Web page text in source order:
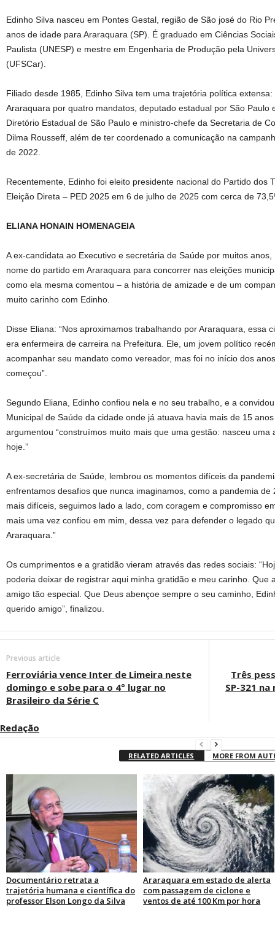
Edinho Silva nasceu em Pontes Gestal, região de São josé do Rio
anos de idade para Araraquara (SP). É graduado em Ciências
Paulista (UNESP) e mestre em Engenharia de Produção pela
(UFSCar).
Filiado desde 1985, Edinho Silva tem uma trajetória política
Araraquara por quatro mandatos, deputado estadual por São Paulo
Diretório Estadual de São Paulo e ministro-chefe da Secretaria de
Dilma Rousseff, além de ter coordenado a comunicação na
de 2022.
Recentemente, Edinho foi eleito presidente nacional do Partido dos
Eleição Direta – PED 2025 em 6 de julho de 2025 com cerca de
ELIANA HONAIN HOMENAGEIA
A ex-candidata ao Executivo e secretária de Saúde por muitos
nome do partido em Araraquara para concorrer nas eleições
como ela mesma comentou – a história de amizade e de um
muito carinho com Edinho.
Disse Eliana: “Nos aproximamos trabalhando por Araraquara, essa
era enfermeira de carreira na Prefeitura. Ele, um jovem político
acompanhar seu mandato como vereador, mas foi no início dos
começou”.
Segundo Eliana, Edinho confiou nela e no seu trabalho, e a
Municipal de Saúde da cidade onde já atuava havia mais de 15
argumentou “construímos muito mais que uma gestão: nasceu
hoje.”
A ex-secretária de Saúde, lembrou os momentos difíceis da
enfrentamos desafios que nunca imaginamos, como a pandemia
mais difíceis, seguimos lado a lado, com coragem e compromisso
mais uma vez confiou em mim, dessa vez para defender o legado
Araraquara.”
Os cumprimentos e a gratidão vieram através das redes sociais:
poderia deixar de registrar aqui minha gratidão e meu carinho. Que
amigo tão especial. Que Deus abençoe sempre o seu caminho,
querido amigo”, finalizou.
Previous article
Ferroviária vence Inter de Limeira neste
domingo e sobe para o 4° lugar no
Brasileiro da Série C
Três
SP-321
Redação
RELATED ARTICLES MORE FROM
Documentário retrata a
trajetória humana e científica do
professor Elson Longo da Silva
Araraquara em estado de alerta
com passagem de ciclone e
ventos de até 100 Km por hora